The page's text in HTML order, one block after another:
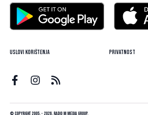
Uslovi korištenja Privatnost
© Copyright 2005. - 2026. Radio M Media Group.